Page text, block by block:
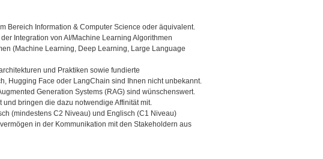
Bereich Information & Computer Science oder äquivalent.
Integration von AI/Machine Learning Algorithmen
(Machine Learning, Deep Learning, Large Language
und Praktiken sowie fundierte
Hugging Face oder LangChain sind Ihnen nicht unbekannt.
Generation Systems (RAG) sind wünschenswert.
bringen die dazu notwendige Affinität mit.
(mindestens C2 Niveau) und Englisch (C1 Niveau)
in der Kommunikation mit den Stakeholdern aus